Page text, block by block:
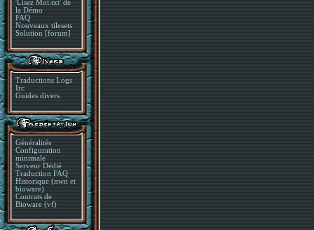
'Lisez Moi.txt' de
la Démo
FAQ
Nouveaux tilesets
Solution [forum]
Traductions Logs
Irc
Guides divers
Généralités
Configuration
minimale
Serveur Dédié
Traduction FAQ
Historique (nwn et
bioware)
Contrats de
Bioware (vf)